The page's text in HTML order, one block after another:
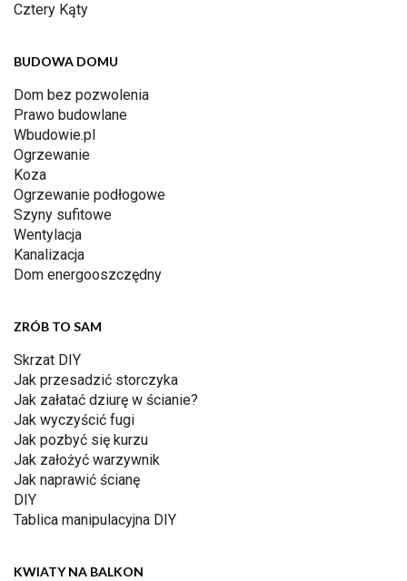
Cztery Kąty
BUDOWA DOMU
Dom bez pozwolenia
Prawo budowlane
Wbudowie.pl
Ogrzewanie
Koza
Ogrzewanie podłogowe
Szyny sufitowe
Wentylacja
Kanalizacja
Dom energooszczędny
ZRÓB TO SAM
Skrzat DIY
Jak przesadzić storczyka
Jak załatać dziurę w ścianie?
Jak wyczyścić fugi
Jak pozbyć się kurzu
Jak założyć warzywnik
Jak naprawić ścianę
DIY
Tablica manipulacyjna DIY
KWIATY NA BALKON